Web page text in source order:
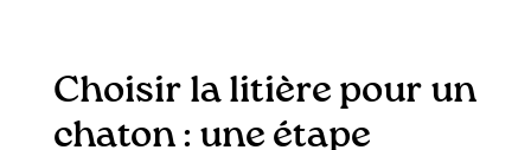
Choisir la litière pour un
chaton : une étape